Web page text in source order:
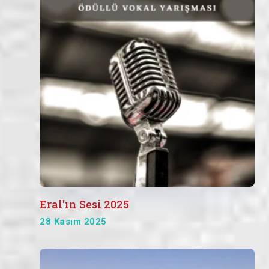
Eral'ın Sesi 2025
28 Kasım 2025